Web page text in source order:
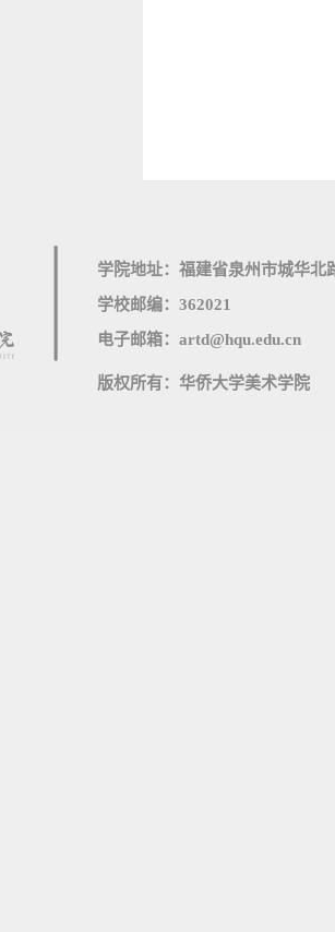
学院地址：福建省泉州市城华北
学校邮编：362021
电子邮箱：artd@hqu.edu.cn
版权所有：华侨大学美术学